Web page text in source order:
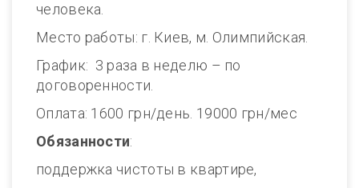
человека.
Место работы: г. Киев, м. Олимпийская.
График: 3 раза в неделю – по
договоренности.
Оплата: 1600 грн/день. 19000 грн/мес
Обязанности:
поддержка чистоты в квартире,